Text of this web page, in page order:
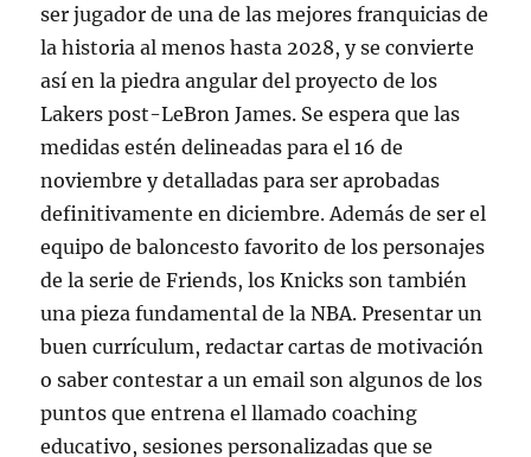
ser jugador de una de las mejores franquicias de
la historia al menos hasta 2028, y se convierte
así en la piedra angular del proyecto de los
Lakers post-LeBron James. Se espera que las
medidas estén delineadas para el 16 de
noviembre y detalladas para ser aprobadas
definitivamente en diciembre. Además de ser el
equipo de baloncesto favorito de los personajes
de la serie de Friends, los Knicks son también
una pieza fundamental de la NBA. Presentar un
buen currículum, redactar cartas de motivación
o saber contestar a un email son algunos de los
puntos que entrena el llamado coaching
educativo, sesiones personalizadas que se